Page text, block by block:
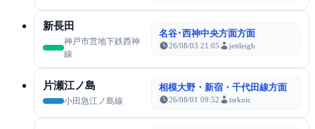
新長田
神戸市営地下鉄西神
線
名谷･西神中央方面方面
26/08/03 21:05 jettleigh
片瀬江ノ島
小田急江ノ島線
相模大野・新宿・千代田線方面
26/08/01 09:52 tsrknic